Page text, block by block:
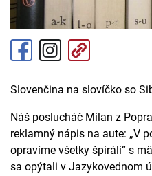
Slovenčina na slovíčko so
Náš poslucháč Milan z
reklamný nápis na aute: „V
opravíme všetky špiráli“ s
sa opýtali v Jazykovednom